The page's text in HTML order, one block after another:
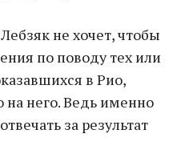
не хочет, чтобы
по поводу тех или
в Рио,
на него. Ведь именно
за результат